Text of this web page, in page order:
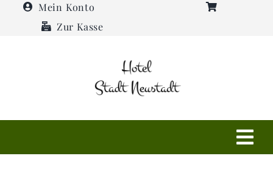
Mein Konto
Zur Kasse